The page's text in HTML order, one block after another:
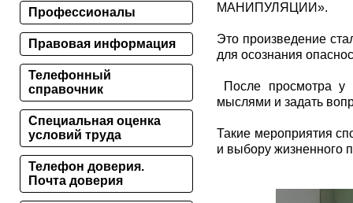
МАНИПУЛЯЦИИ».
Это произведение
для осознания
После просмотра у
мыслями и задать
Такие мероприятия
и выбору жизненного
Профессионалы
Правовая информация
Телефонный
справочник
Специальная оценка
условий труда
Телефон доверия.
Почта доверия